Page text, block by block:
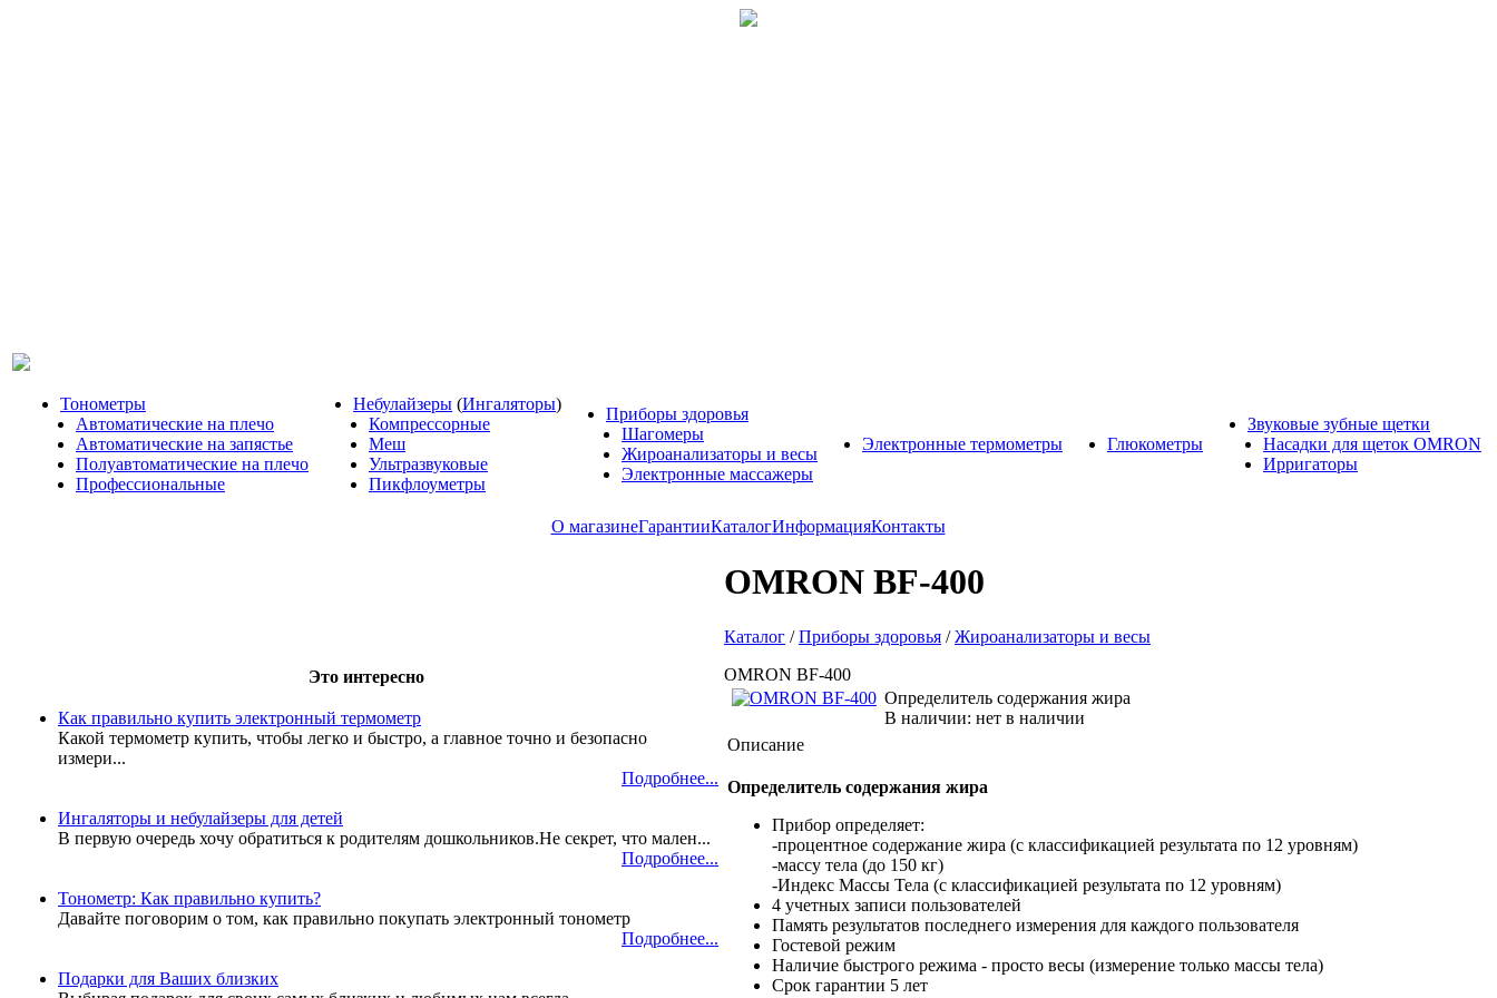
Тонометры
Автоматические на плечо
Автоматические на запястье
Полуавтоматические на плечо
Профессиональные
Небулайзеры (Ингаляторы)
Компрессорные
Меш
Ультразвуковые
Пикфлоуметры
Приборы здоровья
Шагомеры
Жироанализаторы и весы
Электронные массажеры
Электронные термометры Глюкометры
Звуковые зубные щетки
Насадки для щеток OMRON
Ирригаторы
О магазинеГарантииКаталогИнформацияКонтакты
Это интересно
Как правильно купить электронный термометр
Какой термометр купить, чтобы легко и быстро, а главное точно и безопасно
измери...
Подробнее...
Ингаляторы и небулайзеры для детей
В первую очередь хочу обратиться к родителям дошкольников.Не секрет, что мален...
Подробнее...
Тонометр: Как правильно купить?
Давайте поговорим о том, как правильно покупать электронный тонометр
Подробнее...
Подарки для Ваших близких
OMRON BF-400
Каталог /Приборы здоровья /Жироанализаторы и весы
OMRON BF-400
Определитель содержания жира
В наличии: нет в наличии
Описание
Определитель содержания жира
Прибор определяет:
-процентное содержание жира (с классификацией результата по 12 уровням)
-массу тела (до 150 кг)
-Индекс Массы Тела (с классификацией результата по 12 уровням)
4 учетных записи пользователей
Память результатов последнего измерения для каждого пользователя
Гостевой режим
Наличие быстрого режима - просто весы (измерение только массы тела)
Срок гарантии 5 лет